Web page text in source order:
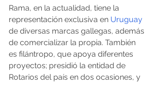
Rama, en la actualidad, tiene la
representación exclusiva en Uruguay
de diversas marcas gallegas, además
de comercializar la propia. También
es filántropo, que apoya diferentes
proyectos; presidió la entidad de
Rotarios del país en dos ocasiones, y